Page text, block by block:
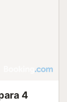
4